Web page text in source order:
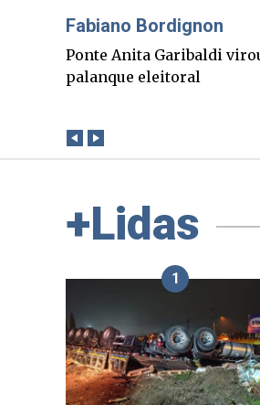
Misael Elias
O Boato corre mais rápido
que a verdade. Mas quem
+Lidas
1